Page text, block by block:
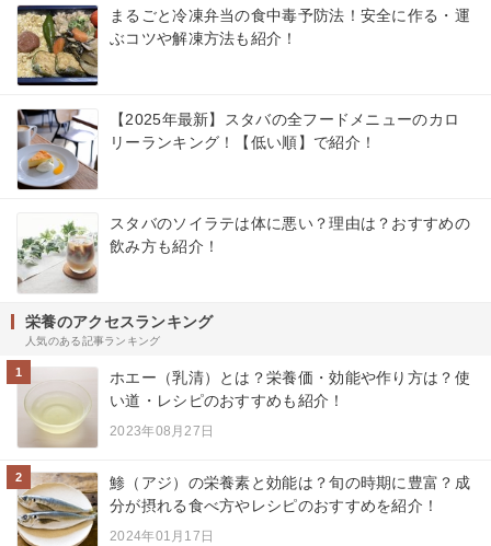
まるごと冷凍弁当の食中毒予防法！安全に作る・運
ぶコツや解凍方法も紹介！
【2025年最新】スタバの全フードメニューのカロ
リーランキング！【低い順】で紹介！
スタバのソイラテは体に悪い？理由は？おすすめの
飲み方も紹介！
栄養のアクセスランキング
人気のある記事ランキング
1
ホエー（乳清）とは？栄養価・効能や作り方は？使
い道・レシピのおすすめも紹介！
2023年08月27日
2
鯵（アジ）の栄養素と効能は？旬の時期に豊富？成
分が摂れる食べ方やレシピのおすすめを紹介！
2024年01月17日